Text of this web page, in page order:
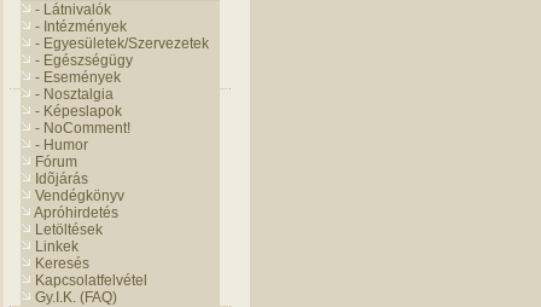
- Látnivalók
- Intézmények
- Egyesületek/Szervezetek
- Egészségügy
- Események
- Nosztalgia
- Képeslapok
- NoComment!
- Humor
Fórum
Idõjárás
Vendégkönyv
Apróhirdetés
Letöltések
Linkek
Keresés
Kapcsolatfelvétel
Gy.I.K. (FAQ)